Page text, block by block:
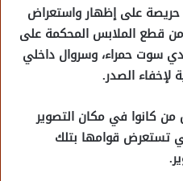
حريصة على إظهار واستعراض
من قطع الملابس المحكمة على
سوت حمراء، وسروال داخلي
لإخفاء الصدر.
كانوا في مكان التصوير
تستعرض قوامها بتلك